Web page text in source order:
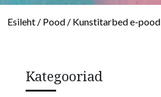
Esileht / Pood / Kunstitarbed e-pood
Kategooriad